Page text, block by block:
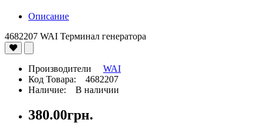
Описание
4682207 WAI Терминал генератора
Производители WAI
Код Товара: 4682207
Наличие: В наличии
380.00грн.